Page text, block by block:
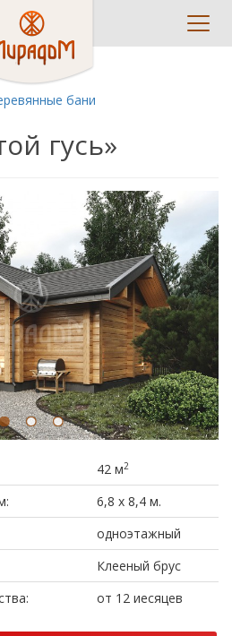
бани
гусь»
42 м2
6,8 х 8,4 м.
одноэтажный
Клееный брус
от 12 иесяцев